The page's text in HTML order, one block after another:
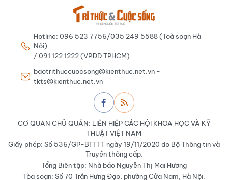
Hotline: 096 523 7756/035 249 5588 (Toà soạn Hà
Nội)
/ 091 122 1222 (VPĐD TPHCM)
baotrithuccuocsong@kienthuc.net.vn -
tkts@kienthuc.net.vn
CƠ QUAN CHỦ QUẢN: LIÊN HIỆP CÁC HỘI KHOA HỌC VÀ KỸ
THUẬT VIỆT NAM
Giấy phép: Số 536/GP-BTTTT ngày 19/11/2020 do Bộ Thông tin và
Truyền thông cấp.
Tổng Biên tập: Nhà báo Nguyễn Thị Mai Hương
Tòa soạn: Số 70 Trần Hưng Đạo, phường Cửa Nam, Hà Nội.